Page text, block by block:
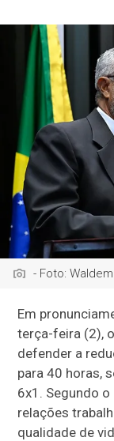
- Foto:
Em
terça-feira (2),
defender a
para 40 horas,
6x1. Segundo
relações
qualidade de